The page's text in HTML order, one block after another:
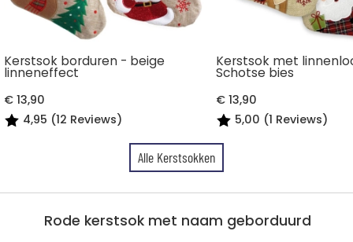
Kerstsok borduren - beige
linneneffect
€ 13,90
4,95 (12 Reviews)
Kerstsok met
Schotse bies
€ 13,90
5,00 (1 Reviews)
Alle Kerstsokken
Rode kerstsok met naam geborduurd